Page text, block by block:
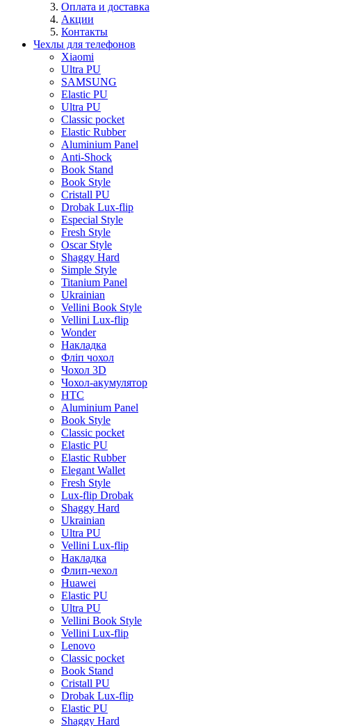
Оплата и доставка
Акции
Контакты
Чехлы для телефонов
Xiaomi
Ultra PU
SAMSUNG
Elastic PU
Ultra PU
Classic pocket
Elastic Rubber
Aluminium Panel
Anti-Shock
Book Stand
Book Style
Cristall PU
Drobak Lux-flip
Especial Style
Fresh Style
Oscar Style
Shaggy Hard
Simple Style
Titanium Panel
Ukrainian
Vellini Book Style
Vellini Lux-flip
Wonder
Накладка
Фліп чохол
Чохол 3D
Чохол-акумулятор
HTC
Aluminium Panel
Book Style
Classic pocket
Elastic PU
Elastic Rubber
Elegant Wallet
Fresh Style
Lux-flip Drobak
Shaggy Hard
Ukrainian
Ultra PU
Vellini Lux-flip
Накладка
Флип-чехол
Huawei
Elastic PU
Ultra PU
Vellini Book Style
Vellini Lux-flip
Lenovo
Classic pocket
Book Stand
Cristall PU
Drobak Lux-flip
Elastic PU
Shaggy Hard